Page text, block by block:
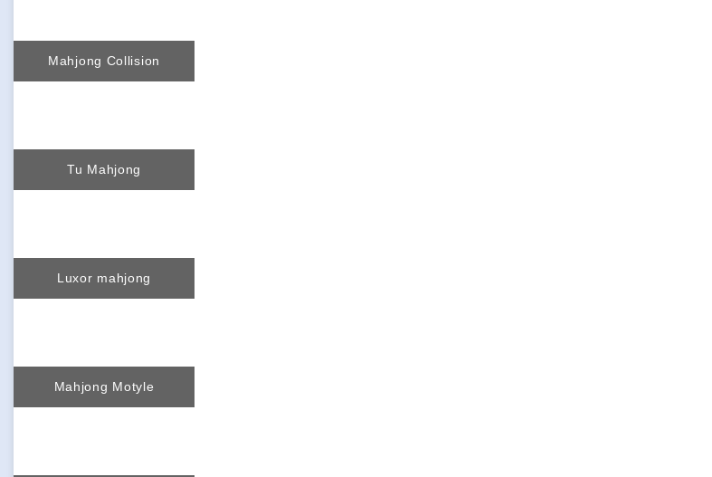
Mahjong Collision
Tu Mahjong
Luxor mahjong
Mahjong Motyle